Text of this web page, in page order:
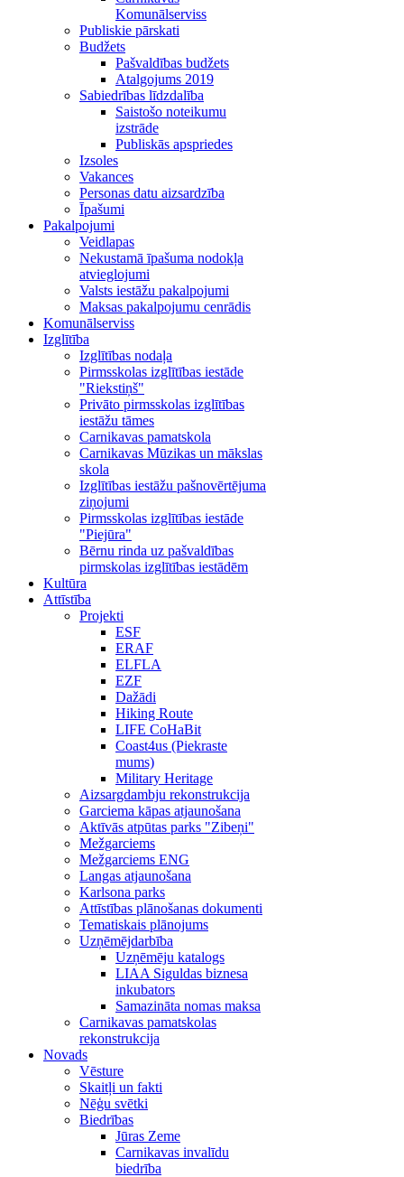
Komunālserviss
Publiskie pārskati
Budžets
Pašvaldības budžets
Atalgojums 2019
Sabiedrības līdzdalība
Saistošo noteikumu
izstrāde
Publiskās apspriedes
Izsoles
Vakances
Personas datu aizsardzība
Īpašumi
Pakalpojumi
Veidlapas
Nekustamā īpašuma nodokļa
atvieglojumi
Valsts iestāžu pakalpojumi
Maksas pakalpojumu cenrādis
Komunālserviss
Izglītība
Izglītības nodaļa
Pirmsskolas izglītības iestāde
"Riekstiņš"
Privāto pirmsskolas izglītības
iestāžu tāmes
Carnikavas pamatskola
Carnikavas Mūzikas un mākslas
skola
Izglītības iestāžu pašnovērtējuma
ziņojumi
Pirmsskolas izglītības iestāde
"Piejūra"
Bērnu rinda uz pašvaldības
pirmskolas izglītības iestādēm
Kultūra
Attīstība
Projekti
ESF
ERAF
ELFLA
EZF
Dažādi
Hiking Route
LIFE CoHaBit
Coast4us (Piekraste
mums)
Military Heritage
Aizsargdambju rekonstrukcija
Garciema kāpas atjaunošana
Aktīvās atpūtas parks "Zibeņi"
Mežgarciems
Mežgarciems ENG
Langas atjaunošana
Karlsona parks
Attīstības plānošanas dokumenti
Tematiskais plānojums
Uzņēmējdarbība
Uzņēmēju katalogs
LIAA Siguldas biznesa
inkubators
Samazināta nomas maksa
Carnikavas pamatskolas
rekonstrukcija
Novads
Vēsture
Skaitļi un fakti
Nēģu svētki
Biedrības
Jūras Zeme
Carnikavas invalīdu
biedrība